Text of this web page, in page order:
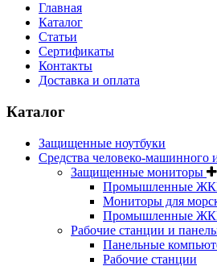
Главная
Каталог
Статьи
Сертификаты
Контакты
Доставка и оплата
Каталог
Защищенные ноутбуки
Средства человеко-машинного
Защищенные мониторы
Промышленные
Мониторы для
Промышленные
Рабочие станции и
Панельные
Рабочие станции